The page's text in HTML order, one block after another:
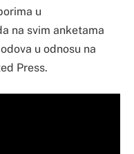
u
na svim anketama
u odnosu na
Press.